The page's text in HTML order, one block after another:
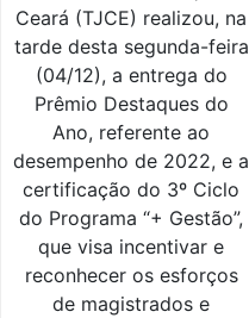
Ceará (TJCE) realizou, na
tarde desta segunda-feira
(04/12), a entrega do
Prêmio Destaques do
Ano, referente ao
desempenho de 2022, e a
certificação do 3º Ciclo
do Programa “+ Gestão”,
que visa incentivar e
reconhecer os esforços
de magistrados e